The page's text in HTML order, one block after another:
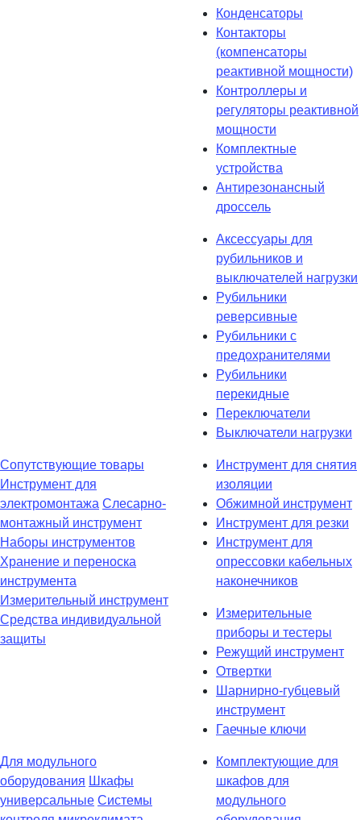
Конденсаторы
Контакторы
(компенсаторы
реактивной мощности)
Контроллеры и
регуляторы реактивной
мощности
Комплектные
устройства
Антирезонансный
дроссель
Аксессуары для
рубильников и
выключателей нагрузки
Рубильники
реверсивные
Рубильники с
предохранителями
Рубильники
перекидные
Переключатели
Выключатели нагрузки
Сопутствующие товары
Инструмент для
электромонтажа Слесарно-
монтажный инструмент
Наборы инструментов
Хранение и переноска
инструмента
Измерительный инструмент
Средства индивидуальной
защиты
Инструмент для снятия
изоляции
Обжимной инструмент
Инструмент для резки
Инструмент для
опрессовки кабельных
наконечников
Измерительные
приборы и тестеры
Режущий инструмент
Отвертки
Шарнирно-губцевый
инструмент
Гаечные ключи
Для модульного
оборудования Шкафы
универсальные Системы
Комплектующие для
шкафов для
модульного